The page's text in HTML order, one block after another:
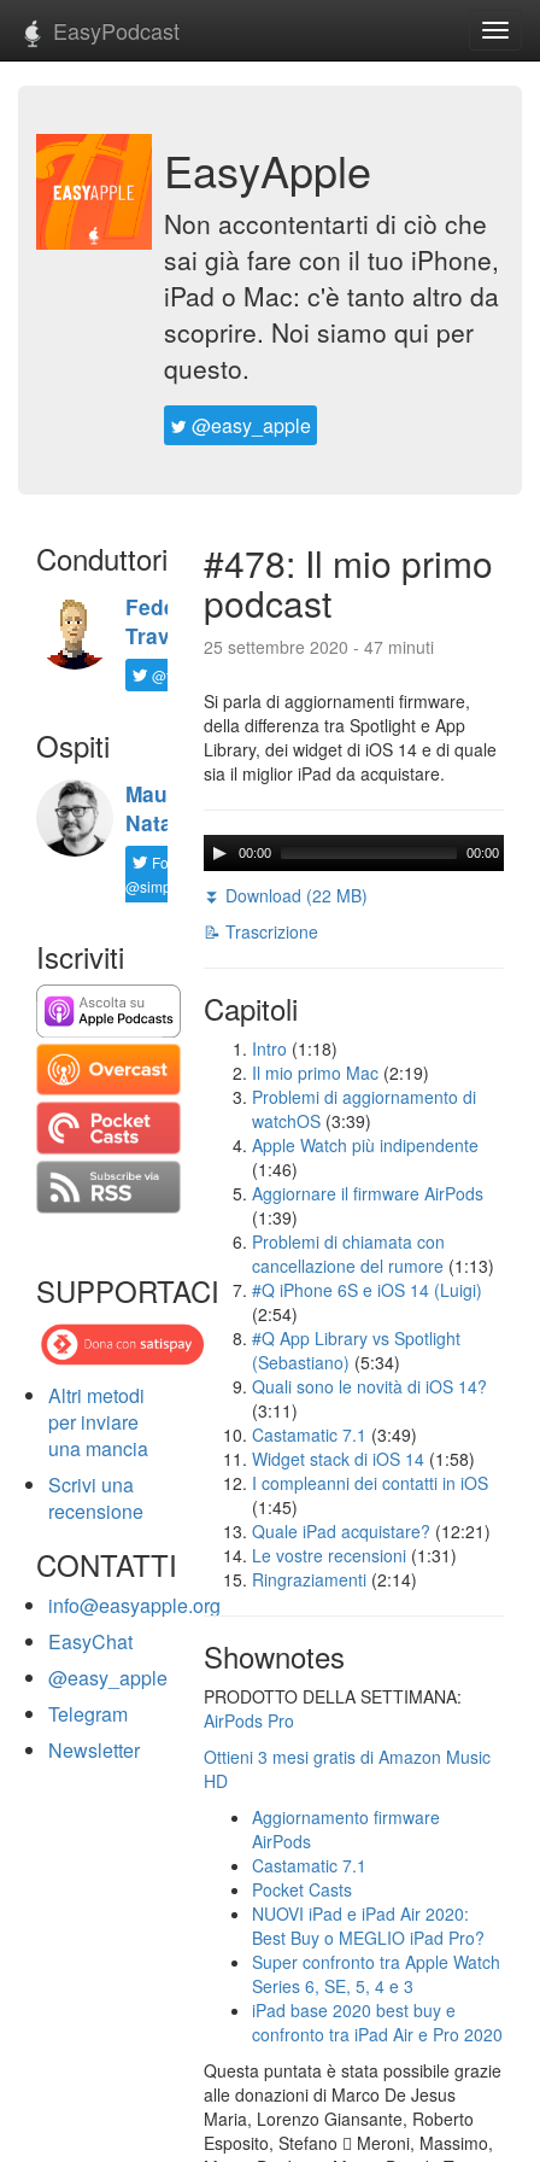
EasyPodcast
EasyApple
Non accontentarti di ciò che
sai già fare con il tuo iPhone,
iPad o Mac: c'è tanto altro da
scoprire. Noi siamo qui per
questo.
@easy_apple
Conduttori
Federico
Travaini
@ftrava
Ospiti
Maurizio
Natali
Follow
@simplemal
Iscriviti
SUPPORTACI
Altri metodi
per inviare
una mancia
Scrivi una
recensione
CONTATTI
info@easyapple.org
EasyChat
@easy_apple
Telegram
Newsletter
#478: Il mio primo
podcast
25 settembre 2020 - 47 minuti
Si parla di aggiornamenti firmware,
della differenza tra Spotlight e App
Library, dei widget di iOS 14 e di quale
sia il miglior iPad da acquistare.
00:00 00:00
⏬ Download (22 MB)
📝 Trascrizione
Capitoli
Intro (1:18)
Il mio primo Mac (2:19)
Problemi di aggiornamento di
watchOS (3:39)
Apple Watch più indipendente
(1:46)
Aggiornare il firmware AirPods
(1:39)
Problemi di chiamata con
cancellazione del rumore (1:13)
#Q iPhone 6S e iOS 14 (Luigi)
(2:54)
#Q App Library vs Spotlight
(Sebastiano) (5:34)
Quali sono le novità di iOS 14?
(3:11)
Castamatic 7.1 (3:49)
Widget stack di iOS 14 (1:58)
I compleanni dei contatti in iOS
(1:45)
Quale iPad acquistare? (12:21)
Le vostre recensioni (1:31)
Ringraziamenti (2:14)
Shownotes
PRODOTTO DELLA SETTIMANA:
AirPods Pro
Ottieni 3 mesi gratis di Amazon Music
HD
Aggiornamento firmware
AirPods
Castamatic 7.1
Pocket Casts
NUOVI iPad e iPad Air 2020:
Best Buy o MEGLIO iPad Pro?
Super confronto tra Apple Watch
Series 6, SE, 5, 4 e 3
iPad base 2020 best buy e
confronto tra iPad Air e Pro 2020
Questa puntata è stata possibile grazie
alle donazioni di Marco De Jesus
Maria, Lorenzo Giansante, Roberto
Esposito, Stefano  Meroni, Massimo,